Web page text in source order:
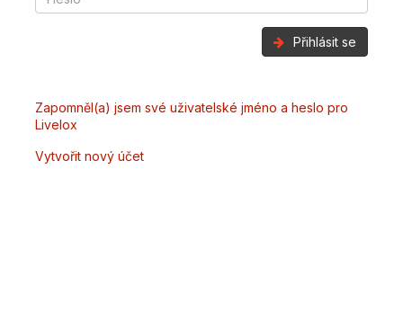
Přihlásit se
Zapomněl(a) jsem své uživatelské jméno a heslo pro
Livelox
Vytvořit nový účet